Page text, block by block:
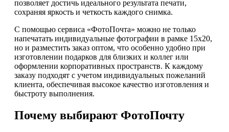
позволяет достичь идеального результата печати,
сохраняя яркость и четкость каждого снимка.
С помощью сервиса «ФотоПочта» можно не только
напечатать индивидуальные фотографии в рамке 15х20,
но и разместить заказ оптом, что особенно удобно при
изготовлении подарков для близких и коллег или
оформлении корпоративных пространств. К каждому
заказу подходят с учетом индивидуальных пожеланий
клиента, обеспечивая высокое качество изготовления и
быстроту выполнения.
Почему выбирают ФотоПочту